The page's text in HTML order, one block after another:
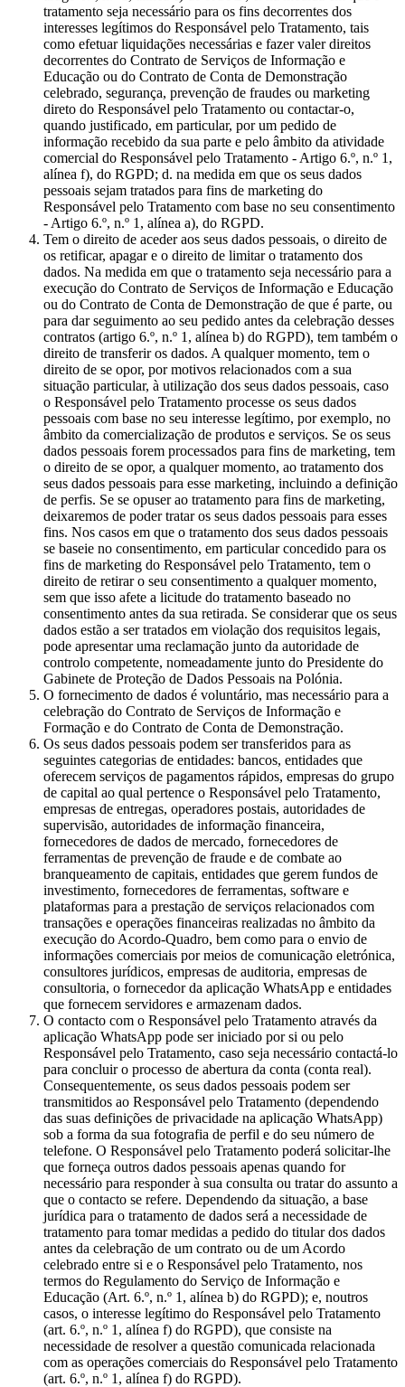
tratamento seja necessário para os fins decorrentes dos
interesses legítimos do Responsável pelo Tratamento, tais
como efetuar liquidações necessárias e fazer valer direitos
decorrentes do Contrato de Serviços de Informação e
Educação ou do Contrato de Conta de Demonstração
celebrado, segurança, prevenção de fraudes ou marketing
direto do Responsável pelo Tratamento ou contactar-o,
quando justificado, em particular, por um pedido de
informação recebido da sua parte e pelo âmbito da atividade
comercial do Responsável pelo Tratamento - Artigo 6.º, n.º 1,
alínea f), do RGPD; d. na medida em que os seus dados
pessoais sejam tratados para fins de marketing do
Responsável pelo Tratamento com base no seu consentimento
- Artigo 6.º, n.º 1, alínea a), do RGPD.
Tem o direito de aceder aos seus dados pessoais, o direito de
os retificar, apagar e o direito de limitar o tratamento dos
dados. Na medida em que o tratamento seja necessário para a
execução do Contrato de Serviços de Informação e Educação
ou do Contrato de Conta de Demonstração de que é parte, ou
para dar seguimento ao seu pedido antes da celebração desses
contratos (artigo 6.º, n.º 1, alínea b) do RGPD), tem também o
direito de transferir os dados. A qualquer momento, tem o
direito de se opor, por motivos relacionados com a sua
situação particular, à utilização dos seus dados pessoais, caso
o Responsável pelo Tratamento processe os seus dados
pessoais com base no seu interesse legítimo, por exemplo, no
âmbito da comercialização de produtos e serviços. Se os seus
dados pessoais forem processados para fins de marketing, tem
o direito de se opor, a qualquer momento, ao tratamento dos
seus dados pessoais para esse marketing, incluindo a definição
de perfis. Se se opuser ao tratamento para fins de marketing,
deixaremos de poder tratar os seus dados pessoais para esses
fins. Nos casos em que o tratamento dos seus dados pessoais
se baseie no consentimento, em particular concedido para os
fins de marketing do Responsável pelo Tratamento, tem o
direito de retirar o seu consentimento a qualquer momento,
sem que isso afete a licitude do tratamento baseado no
consentimento antes da sua retirada. Se considerar que os seus
dados estão a ser tratados em violação dos requisitos legais,
pode apresentar uma reclamação junto da autoridade de
controlo competente, nomeadamente junto do Presidente do
Gabinete de Proteção de Dados Pessoais na Polónia.
O fornecimento de dados é voluntário, mas necessário para a
celebração do Contrato de Serviços de Informação e
Formação e do Contrato de Conta de Demonstração.
Os seus dados pessoais podem ser transferidos para as
seguintes categorias de entidades: bancos, entidades que
oferecem serviços de pagamentos rápidos, empresas do grupo
de capital ao qual pertence o Responsável pelo Tratamento,
empresas de entregas, operadores postais, autoridades de
supervisão, autoridades de informação financeira,
fornecedores de dados de mercado, fornecedores de
ferramentas de prevenção de fraude e de combate ao
branqueamento de capitais, entidades que gerem fundos de
investimento, fornecedores de ferramentas, software e
plataformas para a prestação de serviços relacionados com
transações e operações financeiras realizadas no âmbito da
execução do Acordo-Quadro, bem como para o envio de
informações comerciais por meios de comunicação eletrónica,
consultores jurídicos, empresas de auditoria, empresas de
consultoria, o fornecedor da aplicação WhatsApp e entidades
que fornecem servidores e armazenam dados.
O contacto com o Responsável pelo Tratamento através da
aplicação WhatsApp pode ser iniciado por si ou pelo
Responsável pelo Tratamento, caso seja necessário contactá-lo
para concluir o processo de abertura da conta (conta real).
Consequentemente, os seus dados pessoais podem ser
transmitidos ao Responsável pelo Tratamento (dependendo
das suas definições de privacidade na aplicação WhatsApp)
sob a forma da sua fotografia de perfil e do seu número de
telefone. O Responsável pelo Tratamento poderá solicitar-lhe
que forneça outros dados pessoais apenas quando for
necessário para responder à sua consulta ou tratar do assunto a
que o contacto se refere. Dependendo da situação, a base
jurídica para o tratamento de dados será a necessidade de
tratamento para tomar medidas a pedido do titular dos dados
antes da celebração de um contrato ou de um Acordo
celebrado entre si e o Responsável pelo Tratamento, nos
termos do Regulamento do Serviço de Informação e
Educação (Art. 6.º, n.º 1, alínea b) do RGPD); e, noutros
casos, o interesse legítimo do Responsável pelo Tratamento
(art. 6.º, n.º 1, alínea f) do RGPD), que consiste na
necessidade de resolver a questão comunicada relacionada
com as operações comerciais do Responsável pelo Tratamento
(art. 6.º, n.º 1, alínea f) do RGPD).